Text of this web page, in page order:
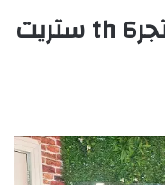
افتتاح مكتب جديد لمتجر6 th ستريت